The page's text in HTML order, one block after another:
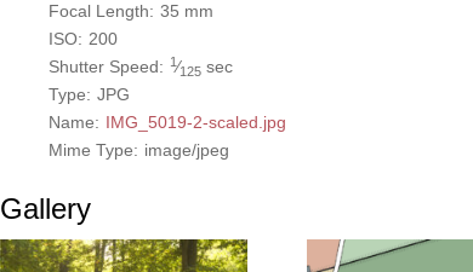
Focal Length: 35 mm
ISO: 200
Shutter Speed: 1⁄125 sec
Type: JPG
Name: IMG_5019-2-scaled.jpg
Mime Type: image/jpeg
Gallery